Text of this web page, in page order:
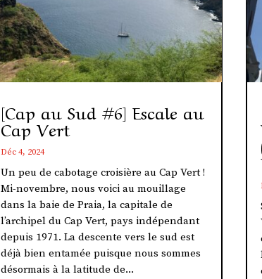
[Cap au Sud #6] Escale au
Cap Vert
Déc 4, 2024
Un peu de cabotage croisière au Cap Vert !
Mi-novembre, nous voici au mouillage
dans la baie de Praia, la capitale de
l’archipel du Cap Vert, pays indépendant
depuis 1971. La descente vers le sud est
déjà bien entamée puisque nous sommes
désormais à la latitude de...